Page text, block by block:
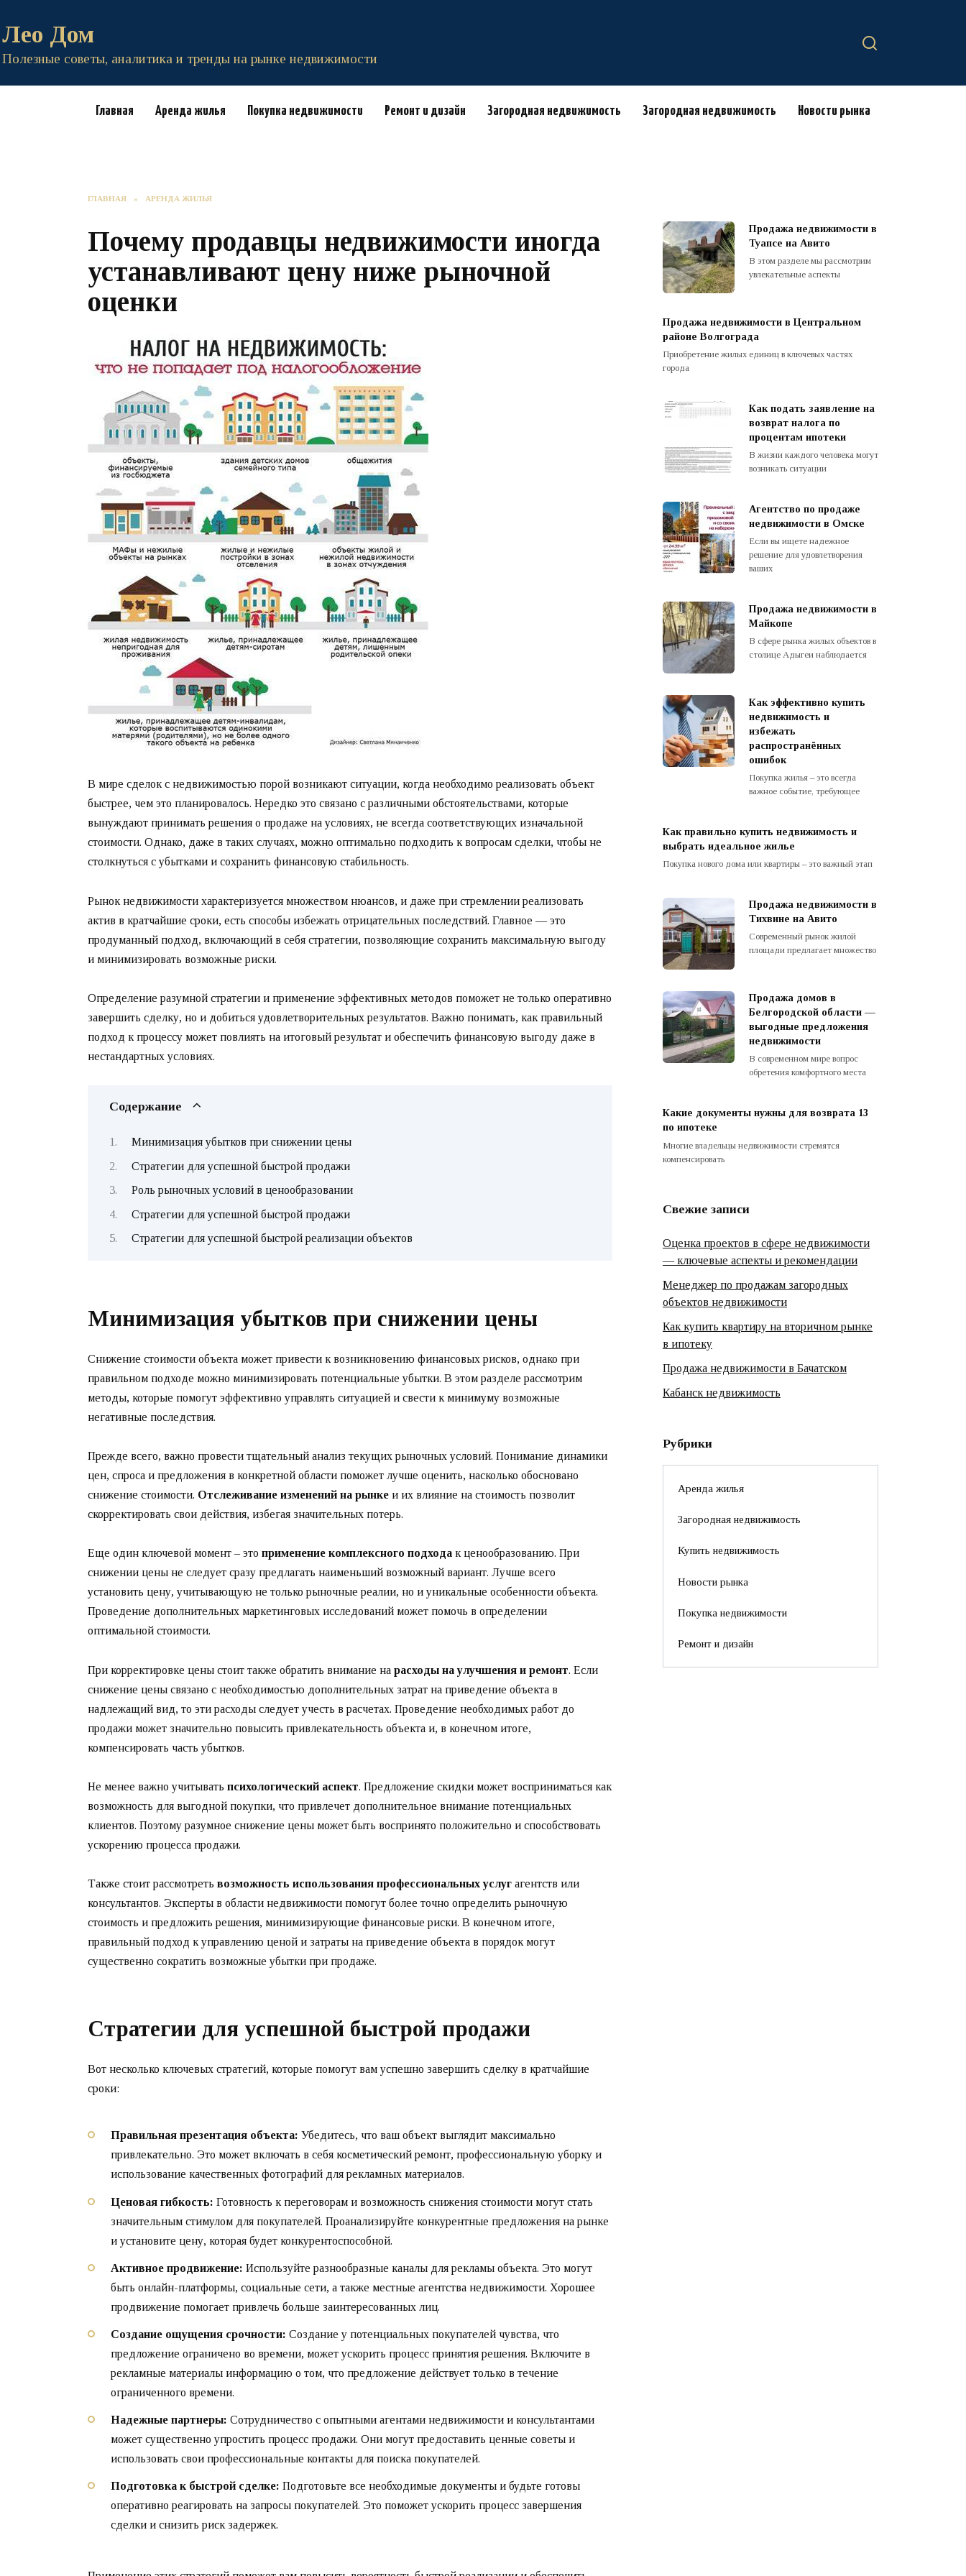
содержанию
Лео Дом
Полезные советы, аналитика и тренды на рынке недвижимости
Главная Аренда жилья Покупка недвижимости Ремонт и дизайн Загородная недвижимость Загородная недвижимость Новости рынка
ГЛАВНАЯ » АРЕНДА ЖИЛЬЯ
Почему продавцы недвижимости иногда
устанавливают цену ниже рыночной
оценки
В мире сделок с недвижимостью порой возникают ситуации, когда необходимо реализовать объект
быстрее, чем это планировалось. Нередко это связано с различными обстоятельствами, которые
вынуждают принимать решения о продаже на условиях, не всегда соответствующих изначальной
стоимости. Однако, даже в таких случаях, можно оптимально подходить к вопросам сделки, чтобы не
столкнуться с убытками и сохранить финансовую стабильность.
Рынок недвижимости характеризуется множеством нюансов, и даже при стремлении реализовать
актив в кратчайшие сроки, есть способы избежать отрицательных последствий. Главное — это
продуманный подход, включающий в себя стратегии, позволяющие сохранить максимальную выгоду
и минимизировать возможные риски.
Определение разумной стратегии и применение эффективных методов поможет не только оперативно
завершить сделку, но и добиться удовлетворительных результатов. Важно понимать, как правильный
подход к процессу может повлиять на итоговый результат и обеспечить финансовую выгоду даже в
нестандартных условиях.
Содержание
Минимизация убытков при снижении цены
Стратегии для успешной быстрой продажи
Роль рыночных условий в ценообразовании
Стратегии для успешной быстрой продажи
Стратегии для успешной быстрой реализации объектов
Минимизация убытков при снижении цены
Снижение стоимости объекта может привести к возникновению финансовых рисков, однако при
правильном подходе можно минимизировать потенциальные убытки. В этом разделе рассмотрим
методы, которые помогут эффективно управлять ситуацией и свести к минимуму возможные
негативные последствия.
Прежде всего, важно провести тщательный анализ текущих рыночных условий. Понимание динамики
цен, спроса и предложения в конкретной области поможет лучше оценить, насколько обосновано
снижение стоимости. Отслеживание изменений на рынке и их влияние на стоимость позволит
скорректировать свои действия, избегая значительных потерь.
Еще один ключевой момент – это применение комплексного подхода к ценообразованию. При
снижении цены не следует сразу предлагать наименьший возможный вариант. Лучше всего
установить цену, учитывающую не только рыночные реалии, но и уникальные особенности объекта.
Проведение дополнительных маркетинговых исследований может помочь в определении
оптимальной стоимости.
При корректировке цены стоит также обратить внимание на расходы на улучшения и ремонт. Если
снижение цены связано с необходимостью дополнительных затрат на приведение объекта в
надлежащий вид, то эти расходы следует учесть в расчетах. Проведение необходимых работ до
продажи может значительно повысить привлекательность объекта и, в конечном итоге,
компенсировать часть убытков.
Не менее важно учитывать психологический аспект. Предложение скидки может восприниматься как
возможность для выгодной покупки, что привлечет дополнительное внимание потенциальных
клиентов. Поэтому разумное снижение цены может быть воспринято положительно и способствовать
ускорению процесса продажи.
Также стоит рассмотреть возможность использования профессиональных услуг агентств или
консультантов. Эксперты в области недвижимости помогут более точно определить рыночную
стоимость и предложить решения, минимизирующие финансовые риски. В конечном итоге,
правильный подход к управлению ценой и затраты на приведение объекта в порядок могут
существенно сократить возможные убытки при продаже.
Стратегии для успешной быстрой продажи
Вот несколько ключевых стратегий, которые помогут вам успешно завершить сделку в кратчайшие
сроки:
Правильная презентация объекта: Убедитесь, что ваш объект выглядит максимально
привлекательно. Это может включать в себя косметический ремонт, профессиональную уборку и
использование качественных фотографий для рекламных материалов.
Ценовая гибкость: Готовность к переговорам и возможность снижения стоимости могут стать
значительным стимулом для покупателей. Проанализируйте конкурентные предложения на рынке
и установите цену, которая будет конкурентоспособной.
Активное продвижение: Используйте разнообразные каналы для рекламы объекта. Это могут
быть онлайн-платформы, социальные сети, а также местные агентства недвижимости. Хорошее
продвижение помогает привлечь больше заинтересованных лиц.
Создание ощущения срочности: Создание у потенциальных покупателей чувства, что
предложение ограничено во времени, может ускорить процесс принятия решения. Включите в
рекламные материалы информацию о том, что предложение действует только в течение
ограниченного времени.
Надежные партнеры: Сотрудничество с опытными агентами недвижимости и консультантами
может существенно упростить процесс продажи. Они могут предоставить ценные советы и
использовать свои профессиональные контакты для поиска покупателей.
Подготовка к быстрой сделке: Подготовьте все необходимые документы и будьте готовы
оперативно реагировать на запросы покупателей. Это поможет ускорить процесс завершения
сделки и снизить риск задержек.
Продажа недвижимости в
Туапсе на Авито
В этом разделе мы рассмотрим
увлекательные аспекты
Продажа недвижимости в Центральном
районе Волгограда
Приобретение жилых единиц в ключевых частях
города
Как подать заявление на
возврат налога по
процентам ипотеки
В жизни каждого человека могут
возникать ситуации
Агентство по продаже
недвижимости в Омске
Если вы ищете надежное
решение для удовлетворения
ваших
Продажа недвижимости в
Майкопе
В сфере рынка жилых объектов в
столице Адыгеи наблюдается
Как эффективно купить
недвижимость и
избежать
распространённых
ошибок
Покупка жилья – это всегда
важное событие, требующее
Как правильно купить недвижимость и
выбрать идеальное жилье
Покупка нового дома или квартиры – это важный этап
Продажа недвижимости в
Тихвине на Авито
Современный рынок жилой
площади предлагает множество
Продажа домов в
Белгородской области —
выгодные предложения
недвижимости
В современном мире вопрос
обретения комфортного места
Какие документы нужны для возврата 13
по ипотеке
Многие владельцы недвижимости стремятся
компенсировать
Свежие записи
Оценка проектов в сфере недвижимости
— ключевые аспекты и рекомендации
Менеджер по продажам загородных
объектов недвижимости
Как купить квартиру на вторичном рынке
в ипотеку
Продажа недвижимости в Бачатском
Кабанск недвижимость
Рубрики
Аренда жилья
Загородная недвижимость
Купить недвижимость
Новости рынка
Покупка недвижимости
Ремонт и дизайн